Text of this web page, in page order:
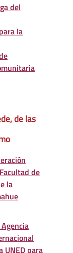
del
la
de las
de
la
UNED para